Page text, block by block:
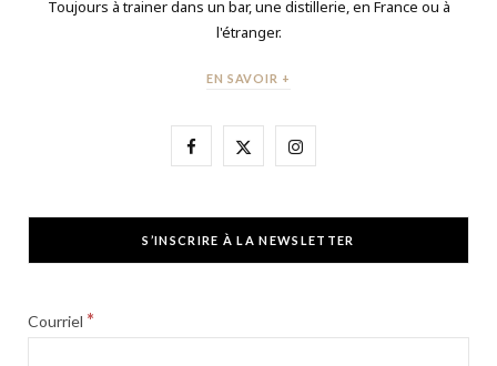
Toujours à trainer dans un bar, une distillerie, en France ou à
l'étranger.
EN SAVOIR +
F
e
X
w
I
t
S’INSCRIRE À LA NEWSLETTER
Courriel *